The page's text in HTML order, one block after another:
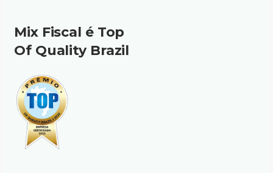
Mix Fiscal é Top
Of Quality Brazil